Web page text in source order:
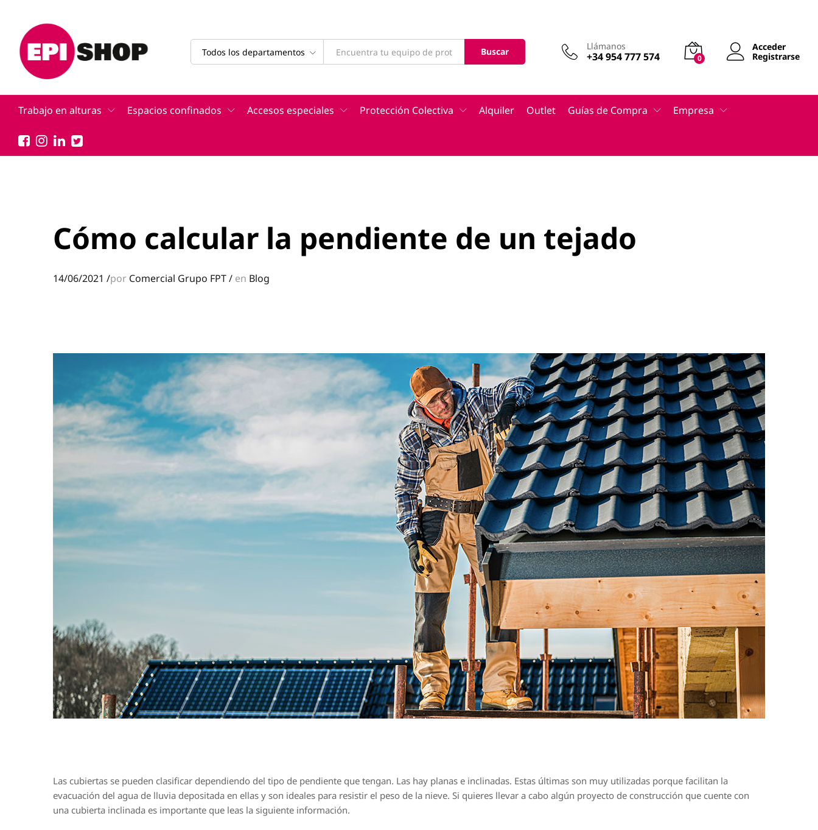
Todos los departamentos Buscar Llámanos
+34 954 777 574 0
Acceder
Registrarse
Trabajo en alturas Espacios confinados Accesos especiales Protección Colectiva Alquiler Outlet Guías de Compra Empresa
Cómo calcular la pendiente de un tejado
14/06/2021 /por Comercial Grupo FPT/ en Blog
Las cubiertas se pueden clasificar dependiendo del tipo de pendiente que tengan. Las hay planas e inclinadas. Estas últimas son muy utilizadas porque facilitan la
evacuación del agua de lluvia depositada en ellas y son ideales para resistir el peso de la nieve. Si quieres llevar a cabo algún proyecto de construcción que cuente con
una cubierta inclinada es importante que leas la siguiente información.